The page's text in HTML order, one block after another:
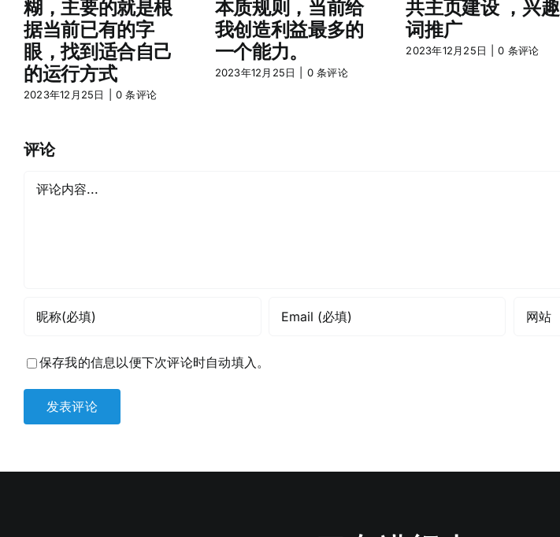
和
使
用
糊，主要的就是根
据当前已有的字
眼，找到适合自己
的运行方式
2023年12月25日 0 条评论
本质规则，当前给
我创造利益最多的
一个能力。
2023年12月25日 0 条评论
共主页建设 ，兴趣
词推广
2023年12月25日 0 条评论
评论
保存我的信息以便下次评论时自动填入。